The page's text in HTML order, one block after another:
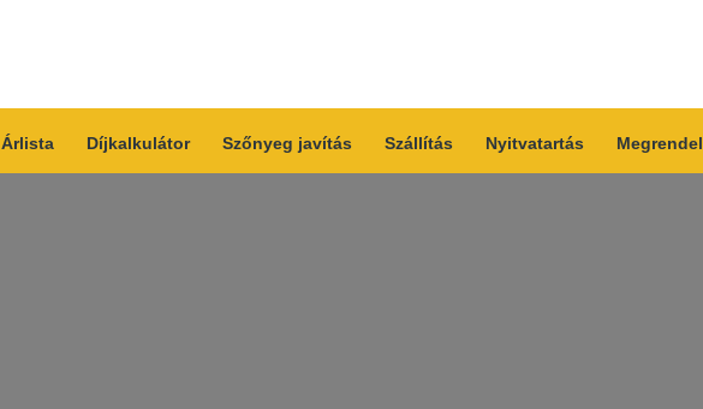
Árlista Díjkalkulátor Szőnyeg javítás Szállítás Nyitvatartás